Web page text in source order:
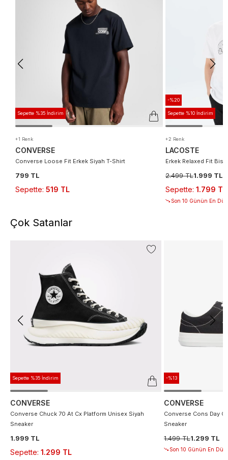
Sepette %35 İndirim
+1 Renk
CONVERSE
Converse Loose Fit Erkek Siyah T-Shirt
799 TL
Sepette: 519 TL
-%20
Sepette %10 İndirim
+2 Renk
LACOSTE
Erkek Relaxed Fit
2.499 TL1.999 TL
Sepette: 1.799 TL
Son 10 Günün En
Çok Satanlar
Sepette %35 İndirim
CONVERSE
Converse Chuck 70 At Cx Platform Unisex Siyah
Sneaker
1.999 TL
Sepette: 1.299 TL
-%13
CONVERSE
Converse Cons Day
Sneaker
1.499 TL1.299 TL
Son 10 Günün En